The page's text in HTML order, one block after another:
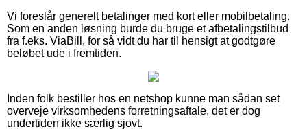
Vi foreslår generelt betalinger med kort eller mobilbetaling.
Som en anden løsning burde du bruge et afbetalingstilbud
fra f.eks. ViaBill, for så vidt du har til hensigt at godtgøre
beløbet ude i fremtiden.
Inden folk bestiller hos en netshop kunne man sådan set
overveje virksomhedens forretningsaftale, det er dog
undertiden ikke særlig sjovt.